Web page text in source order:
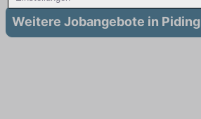
Weitere Jobangebote in Piding